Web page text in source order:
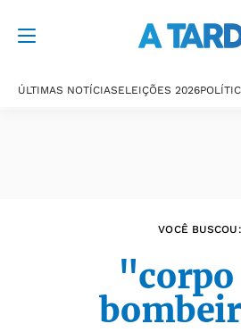
ÚLTIMAS NOTÍCIASELEIÇÕES 2026
VOCÊ BUSCOU:
"corpo